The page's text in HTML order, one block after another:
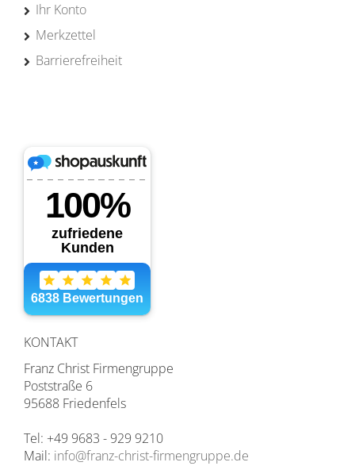
Ihr Konto
Merkzettel
Barrierefreiheit
KONTAKT
Franz Christ Firmengruppe
Poststraße 6
95688 Friedenfels
Tel: +49 9683 - 929 9210
Mail: info@franz-christ-firmengruppe.de